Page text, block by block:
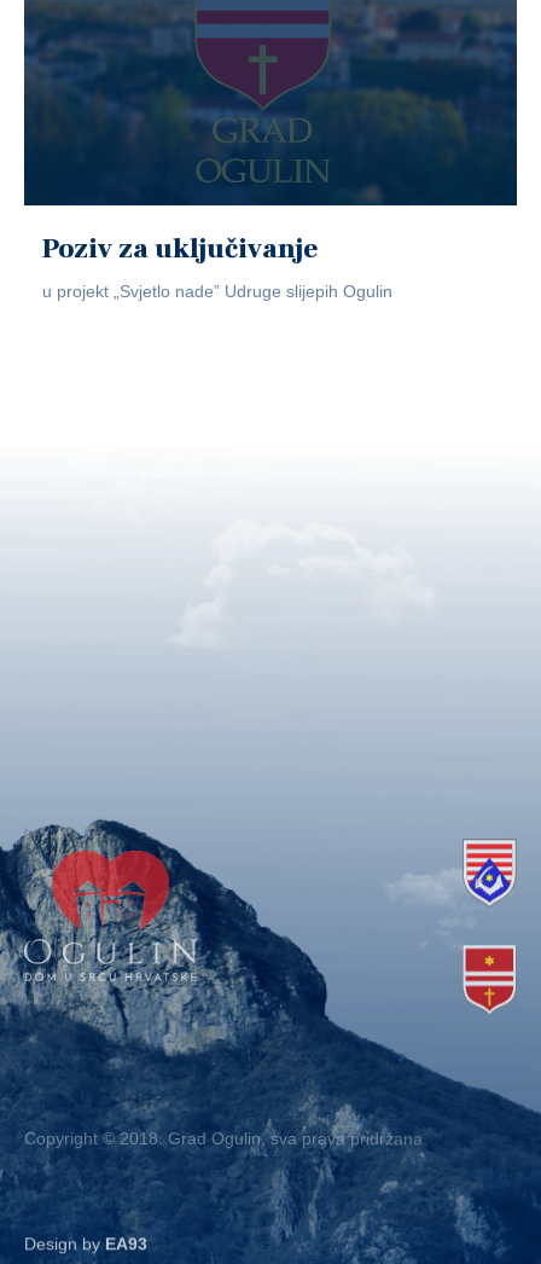
Poziv za uključivanje
u projekt „Svjetlo nade” Udruge slijepih Ogulin
Copyright © 2018. Grad Ogulin, sva prava pridržana.
Design by EA93